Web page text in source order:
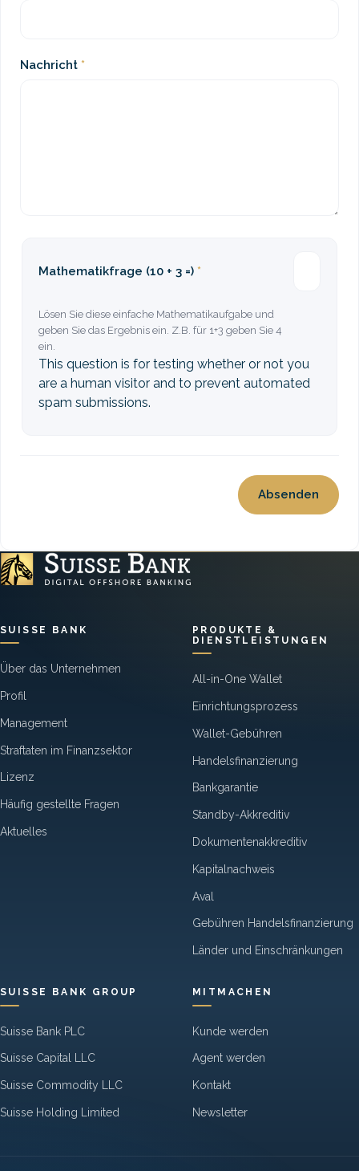
Nachricht
Mathematikfrage (10 + 3 =)
Lösen Sie diese einfache Mathematikaufgabe und
geben Sie das Ergebnis ein. Z.B. für 1+3 geben Sie 4
ein.
This question is for testing whether or not you
are a human visitor and to prevent automated
spam submissions.
SUISSE BANK
Über das Unternehmen
Profil
Management
Straftaten im Finanzsektor
Lizenz
Häufig gestellte Fragen
Aktuelles
PRODUKTE &
DIENSTLEISTUNGEN
All-in-One Wallet
Einrichtungsprozess
Wallet-Gebühren
Handelsfinanzierung
Bankgarantie
Standby-Akkreditiv
Dokumentenakkreditiv
Kapitalnachweis
Aval
Gebühren Handelsfinanzierung
Länder und Einschränkungen
SUISSE BANK GROUP
Suisse Bank PLC
Suisse Capital LLC
Suisse Commodity LLC
Suisse Holding Limited
MITMACHEN
Kunde werden
Agent werden
Kontakt
Newsletter